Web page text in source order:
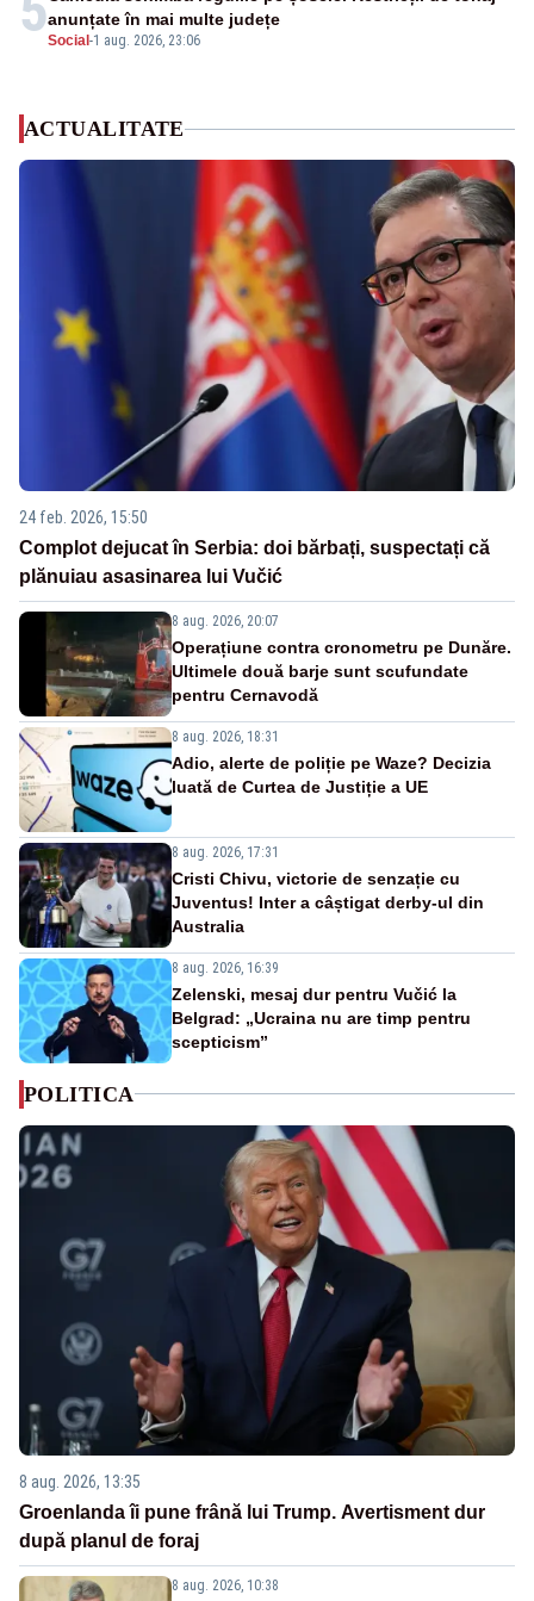
Social -1 aug. 2026, 23:06
anunțate în mai multe județe
ACTUALITATE
24 feb. 2026, 15:50
Complot dejucat în Serbia: doi bărbați, suspectați că
plănuiau asasinarea lui Vučić
8 aug. 2026, 20:07
Operațiune contra cronometru pe Dunăre.
Ultimele două barje sunt scufundate
pentru Cernavodă
8 aug. 2026, 18:31
Adio, alerte de poliție pe Waze? Decizia
luată de Curtea de Justiție a UE
8 aug. 2026, 17:31
Cristi Chivu, victorie de senzație cu
Juventus! Inter a câștigat derby-ul din
Australia
8 aug. 2026, 16:39
Zelenski, mesaj dur pentru Vučić la
Belgrad: „Ucraina nu are timp pentru
scepticism”
POLITICA
8 aug. 2026, 13:35
Groenlanda îi pune frână lui Trump. Avertisment dur
după planul de foraj
8 aug. 2026, 10:38